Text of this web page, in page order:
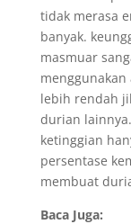
tidak merasa
banyak.
masmuar
lebih rendah
durian
ketinggian
persentase
membuat
Baca Juga: